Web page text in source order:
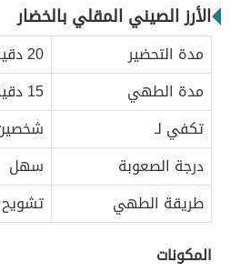
الأرز الصيني المقلي بالخضار
مدة التحضير
20 دقيقة
مدة الطهي
15 دقيقة
تكفي لـ
درجة الصعوبة
سهل
طريقة الطهي
المكونات